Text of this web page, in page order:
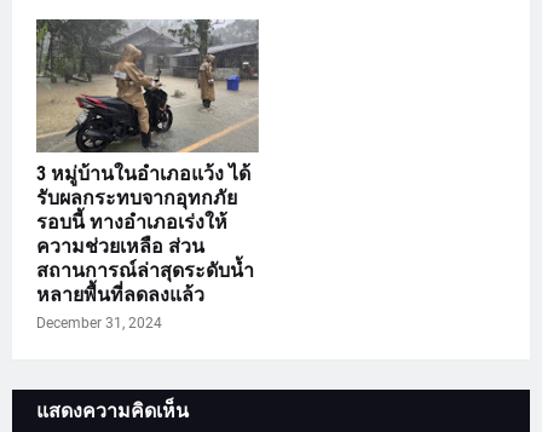
3 หมู่บ้านในอำเภอแว้ง ได้
รับผลกระทบจากอุทกภัย
รอบนี้ ทางอำเภอเร่งให้
ความช่วยเหลือ ส่วน
สถานการณ์ล่าสุดระดับน้ำ
หลายพื้นที่ลดลงแล้ว
December 31, 2024
แสดงความคิดเห็น